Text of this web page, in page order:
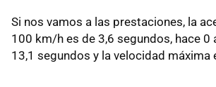
Si nos vamos a las prestaciones, la
100 km/h es de 3,6 segundos, hace 0
13,1 segundos y la velocidad máxima